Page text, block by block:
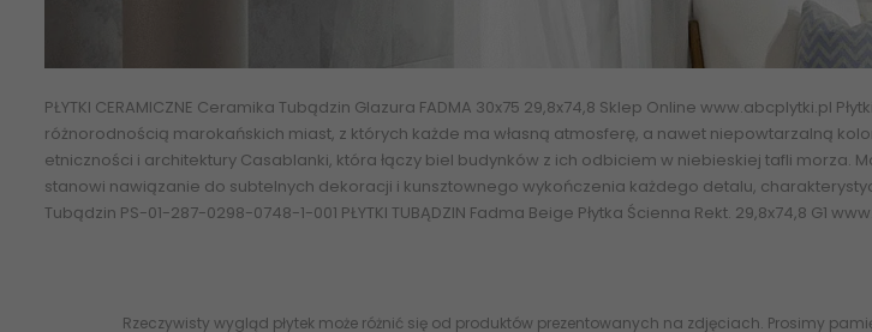
PŁYTKI CERAMICZNE Ceramika Tubądzin Glazura FADMA 30x75 29,8x74,8 Sklep Online www.abcplytki.pl
różnorodnością marokańskich miast, z których każde ma własną atmosferę, a nawet niepowtarzalną
etniczności i architektury Casablanki, która łączy biel budynków z ich odbiciem w niebieskiej tafli morza.
stanowi nawiązanie do subtelnych dekoracji i kunsztownego wykończenia każdego detalu,
Tubądzin PS-01-287-0298-0748-1-001 PŁYTKI TUBĄDZIN Fadma Beige Płytka Ścienna Rekt. 29,8x74,8 G1
Rzeczywisty wygląd płytek może różnić się od produktów prezentowanych na zdjęciach. Prosimy